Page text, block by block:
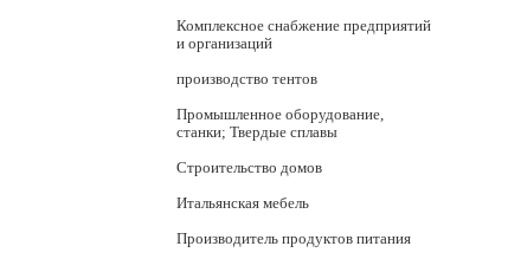
Комплексное снабжение предприятий
и организаций
производство тентов
Промышленное оборудование,
станки; Твердые сплавы
Строительство домов
Итальянская мебель
Производитель продуктов питания